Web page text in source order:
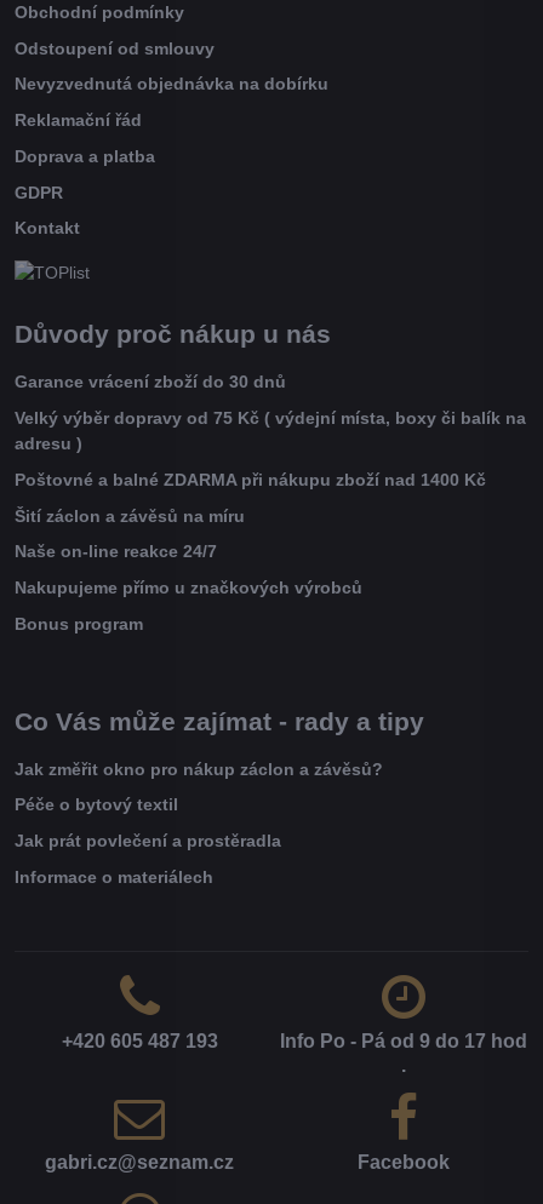
Obchodní podmínky
Odstoupení od smlouvy
Nevyzvednutá objednávka na dobírku
Reklamační řád
Doprava a platba
GDPR
Kontakt
Důvody proč nákup u nás
Garance vrácení zboží do 30 dnů
Velký výběr dopravy od 75 Kč ( výdejní místa, boxy či balík na
adresu )
Poštovné a balné ZDARMA při nákupu zboží nad 1400 Kč
Šití záclon a závěsů na míru
Naše on-line reakce 24/7
Nakupujeme přímo u značkových výrobců
Bonus program
Co Vás může zajímat - rady a tipy
Jak změřit okno pro nákup záclon a závěsů?
Péče o bytový textil
Jak prát povlečení a prostěradla
Informace o materiálech
+420 605 487 193
Info Po - Pá od 9 do 17 hod​
.
gabri​.cz​@seznam​.cz Facebook